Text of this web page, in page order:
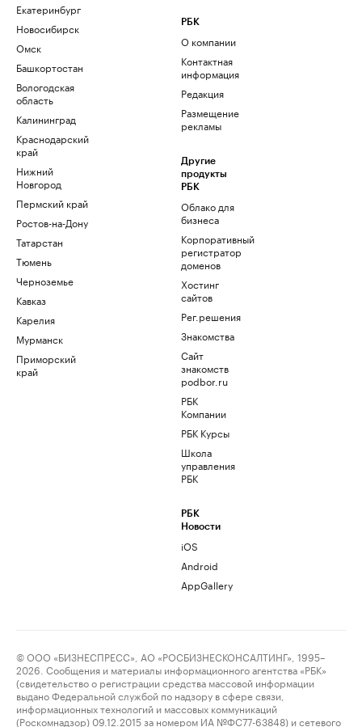
Екатеринбург
Новосибирск
Омск
Башкортостан
Вологодская
область
Калининград
Краснодарский
край
Нижний
Новгород
Пермский край
Ростов-на-Дону
Татарстан
Тюмень
Черноземье
Кавказ
Карелия
Мурманск
Приморский
край
РБК
О компании
Контактная
информация
Редакция
Размещение
рекламы
Другие
продукты
РБК
Облако для
бизнеса
Корпоративный
регистратор
доменов
Хостинг
сайтов
Рег.решения
Знакомства
Сайт
знакомств
podbor.ru
РБК
Компании
РБК Курсы
Школа
управления
РБК
РБК
Новости
iOS
Android
AppGallery
© ООО «БИЗНЕСПРЕСС», АО «РОСБИЗНЕСКОНСАЛТИНГ», 1995–
2026. Сообщения и материалы информационного агентства «РБК»
(свидетельство о регистрации средства массовой информации
выдано Федеральной службой по надзору в сфере связи,
информационных технологий и массовых коммуникаций
(Роскомнадзор) 09.12.2015 за номером ИА №ФС77-63848) и сетевого